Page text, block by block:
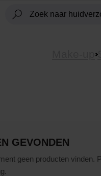
GEVONDEN
geen producten vinden.